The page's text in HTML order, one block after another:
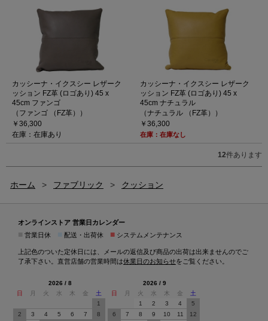
カッシーナ・イクスシー レザーク
ッション FZ革 (ロゴあり) 45 x
45cm ファンゴ
（ファンゴ （FZ革））
￥36,300
在庫：在庫あり
カッシーナ・イクスシー レザーク
ッション FZ革 (ロゴあり) 45 x
45cm ナチュラル
（ナチュラル （FZ革））
￥36,300
在庫：在庫なし
12件あります
ホーム > ファブリック > クッション
オンラインストア 営業日カレンダー
営業日休 配送・出荷休 ■ システムメンテナンス
上記色のついた定休日には、メールの返信及び商品の出荷は出来ませんのでご
了承下さい。直営店舗の営業時間は休業日のお知らせをご覧ください。
2026 / 8
日
月 火 水 木 金
土
1
2
3 4 5 6 7
8
2026 / 9
日
月 火 水 木 金
土
1
2 3 4
5
6
7 8 9 10 11
12